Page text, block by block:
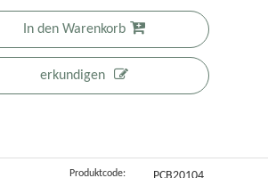
1-Unzen-
recycelbarem
, kleinem
Ziplock-Chips-
Standbodenbe
utel mit
Reißverschlus
In den Warenkorb
erkundigen
Produktcode: